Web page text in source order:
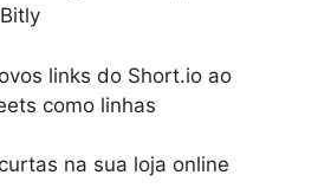
links do Short.io ao
como linhas
na sua loja online